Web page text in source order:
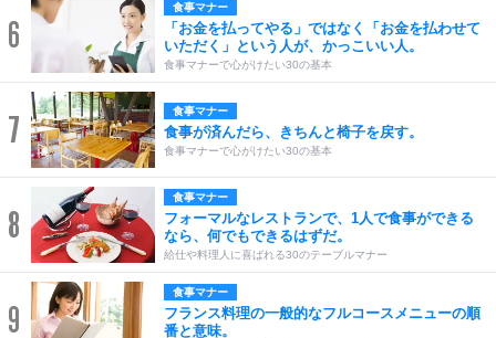
6
食事マナー
「お金を払ってやる」ではなく「お金を払わせて
いただく」という人が、かっこいい人。
食事マナーで心がけたい30の基本
7 食事マナー
食事が済んだら、きちんと椅子を戻す。
食事マナーで心がけたい30の基本
8
食事マナー
フォーマルなレストランで、1人で食事ができる
なら、何でもできるはずだ。
給仕や料理人に喜ばれる30のテーブルマナー
9
食事マナー
フランス料理の一般的なフルコースメニューの順
番と意味。